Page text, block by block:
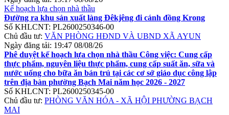
Kế hoạch lựa chọn nhà thầu
Đường ra khu sản xuất làng Đêkjêng đi cánh đồng Krong
Số KHLCNT: PL2600250346-00
Chủ đầu tư: VĂN PHÒNG HĐND VÀ UBND XÃ AYUN
Ngày đăng tải: 19:47 08/08/26
Phê duyệt kế hoạch lựa chọn nhà thầu Công việc: Cung cấp
thực phẩm, nguyên liệu thực phẩm, cung cấp suất ăn, sữa và
nước uống cho bữa ăn bán trú tại các cơ sở giáo dục công lập
trên địa bàn phường Bạch Mai năm học 2026 - 2027
Số KHLCNT: PL2600250345-00
Chủ đầu tư: PHÒNG VĂN HÓA - XÃ HỘI PHƯỜNG BẠCH
MAI